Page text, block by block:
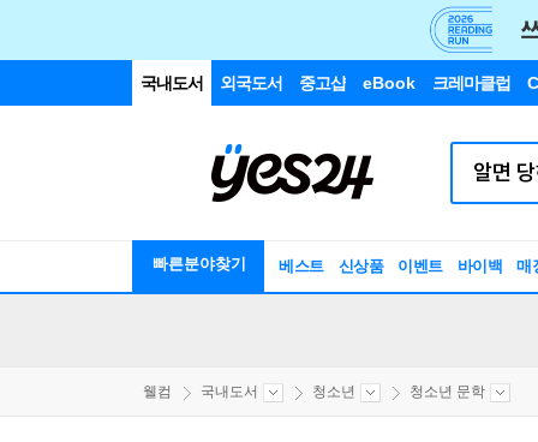
국내도서 외국도서 중고샵 eBook 크레마클럽
빠른분야찾기 베스트 신상품 이벤트 바이백 매
웰컴 국내도서 청소년 청소년 문학